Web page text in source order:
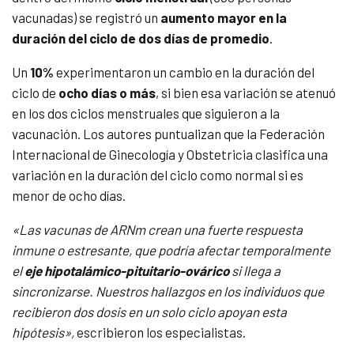
vacunadas) se registró un aumento mayor en la
duración del ciclo de dos días de promedio.
Un 10% experimentaron un cambio en la duración del
ciclo de ocho días o más, si bien esa variación se atenuó
en los dos ciclos menstruales que siguieron a la
vacunación. Los autores puntualizan que la Federación
Internacional de Ginecología y Obstetricia clasifica una
variación en la duración del ciclo como normal si es
menor de ocho días.
«Las vacunas de ARNm crean una fuerte respuesta
inmune o estresante, que podría afectar temporalmente
eleje hipotalámico-pituitario-ováricosi llega a
sincronizarse. Nuestros hallazgos en los individuos que
recibieron dos dosis en un solo ciclo apoyan esta
hipótesis»,escribieron los especialistas.